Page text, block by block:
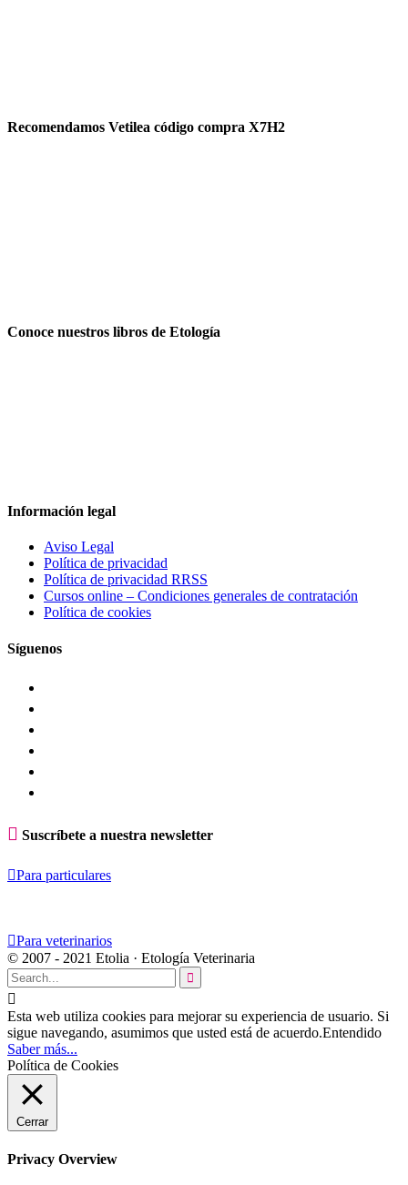
Recomendamos Vetilea código compra X7H2
Conoce nuestros libros de Etología
Información legal
Aviso Legal
Política de privacidad
Política de privacidad RRSS
Cursos online – Condiciones generales de contratación
Política de cookies
Síguenos
 Suscríbete a nuestra newsletter
Para particulares
Para veterinarios
© 2007 - 2021 Etolia · Etología Veterinaria


Esta web utiliza cookies para mejorar su experiencia de usuario. Si
sigue navegando, asumimos que usted está de acuerdo.Entendido
Saber más...
Política de Cookies
Cerrar
Privacy Overview